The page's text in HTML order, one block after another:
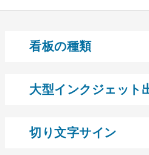
看板の種類
大型インクジェット
切り文字サイン